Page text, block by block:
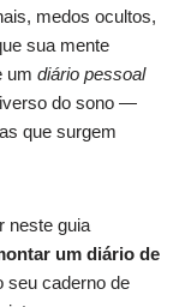
medos ocultos,
sua mente
um diário pessoal
do sono —
que surgem
neste guia
um diário de
seu caderno de